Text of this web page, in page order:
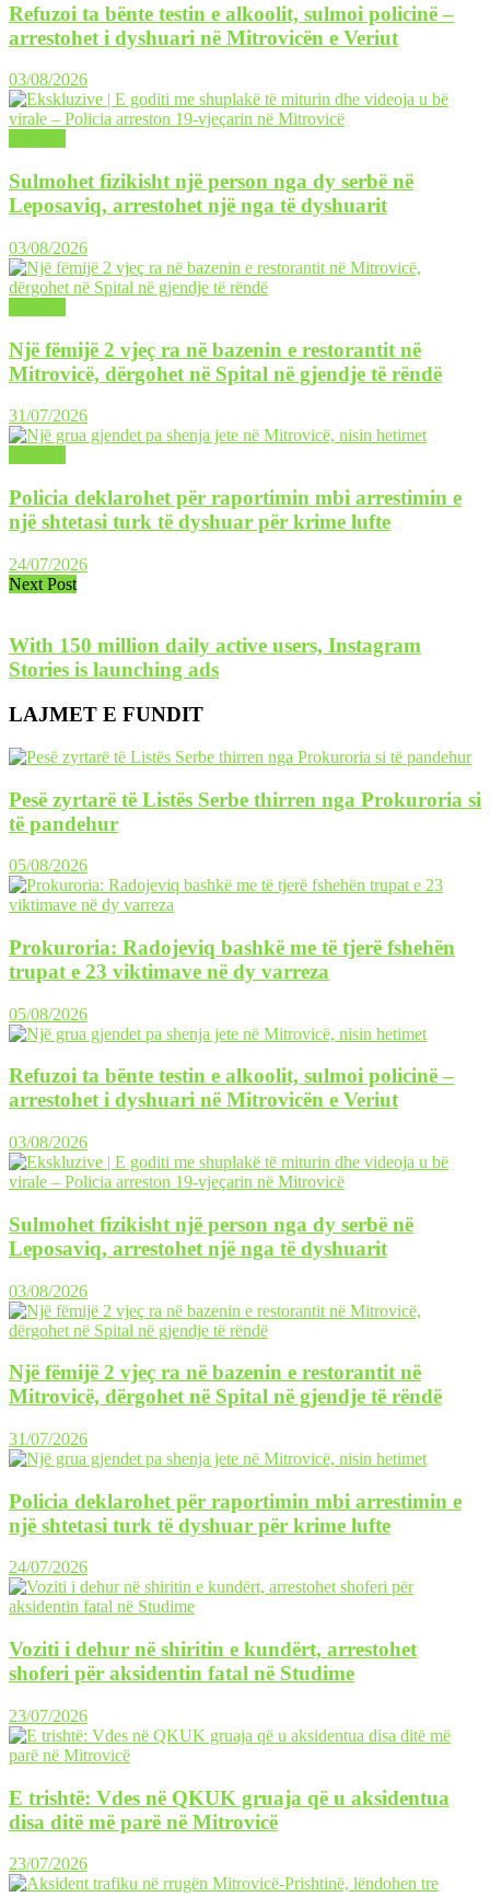
Refuzoi ta bënte testin e alkoolit, sulmoi policinë –
arrestohet i dyshuari në Mitrovicën e Veriut
03/08/2026
Sulmohet fizikisht një person nga dy serbë në
Leposaviq, arrestohet një nga të dyshuarit
03/08/2026
Një fëmijë 2 vjeç ra në bazenin e restorantit në
Mitrovicë, dërgohet në Spital në gjendje të rëndë
31/07/2026
Policia deklarohet për raportimin mbi arrestimin e
një shtetasi turk të dyshuar për krime lufte
24/07/2026
Next Post
With 150 million daily active users, Instagram
Stories is launching ads
LAJMET E FUNDIT
Pesë zyrtarë të Listës Serbe thirren nga Prokuroria si
të pandehur
05/08/2026
Prokuroria: Radojeviq bashkë me të tjerë fshehën
trupat e 23 viktimave në dy varreza
05/08/2026
Refuzoi ta bënte testin e alkoolit, sulmoi policinë –
arrestohet i dyshuari në Mitrovicën e Veriut
03/08/2026
Sulmohet fizikisht një person nga dy serbë në
Leposaviq, arrestohet një nga të dyshuarit
03/08/2026
Një fëmijë 2 vjeç ra në bazenin e restorantit në
Mitrovicë, dërgohet në Spital në gjendje të rëndë
31/07/2026
Policia deklarohet për raportimin mbi arrestimin e
një shtetasi turk të dyshuar për krime lufte
24/07/2026
Voziti i dehur në shiritin e kundërt, arrestohet
shoferi për aksidentin fatal në Studime
23/07/2026
E trishtë: Vdes në QKUK gruaja që u aksidentua
disa ditë më parë në Mitrovicë
23/07/2026